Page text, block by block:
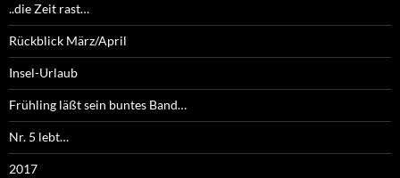
..die Zeit rast…
Rückblick März/April
Insel-Urlaub
Frühling läßt sein buntes Band…
Nr. 5 lebt…
2017